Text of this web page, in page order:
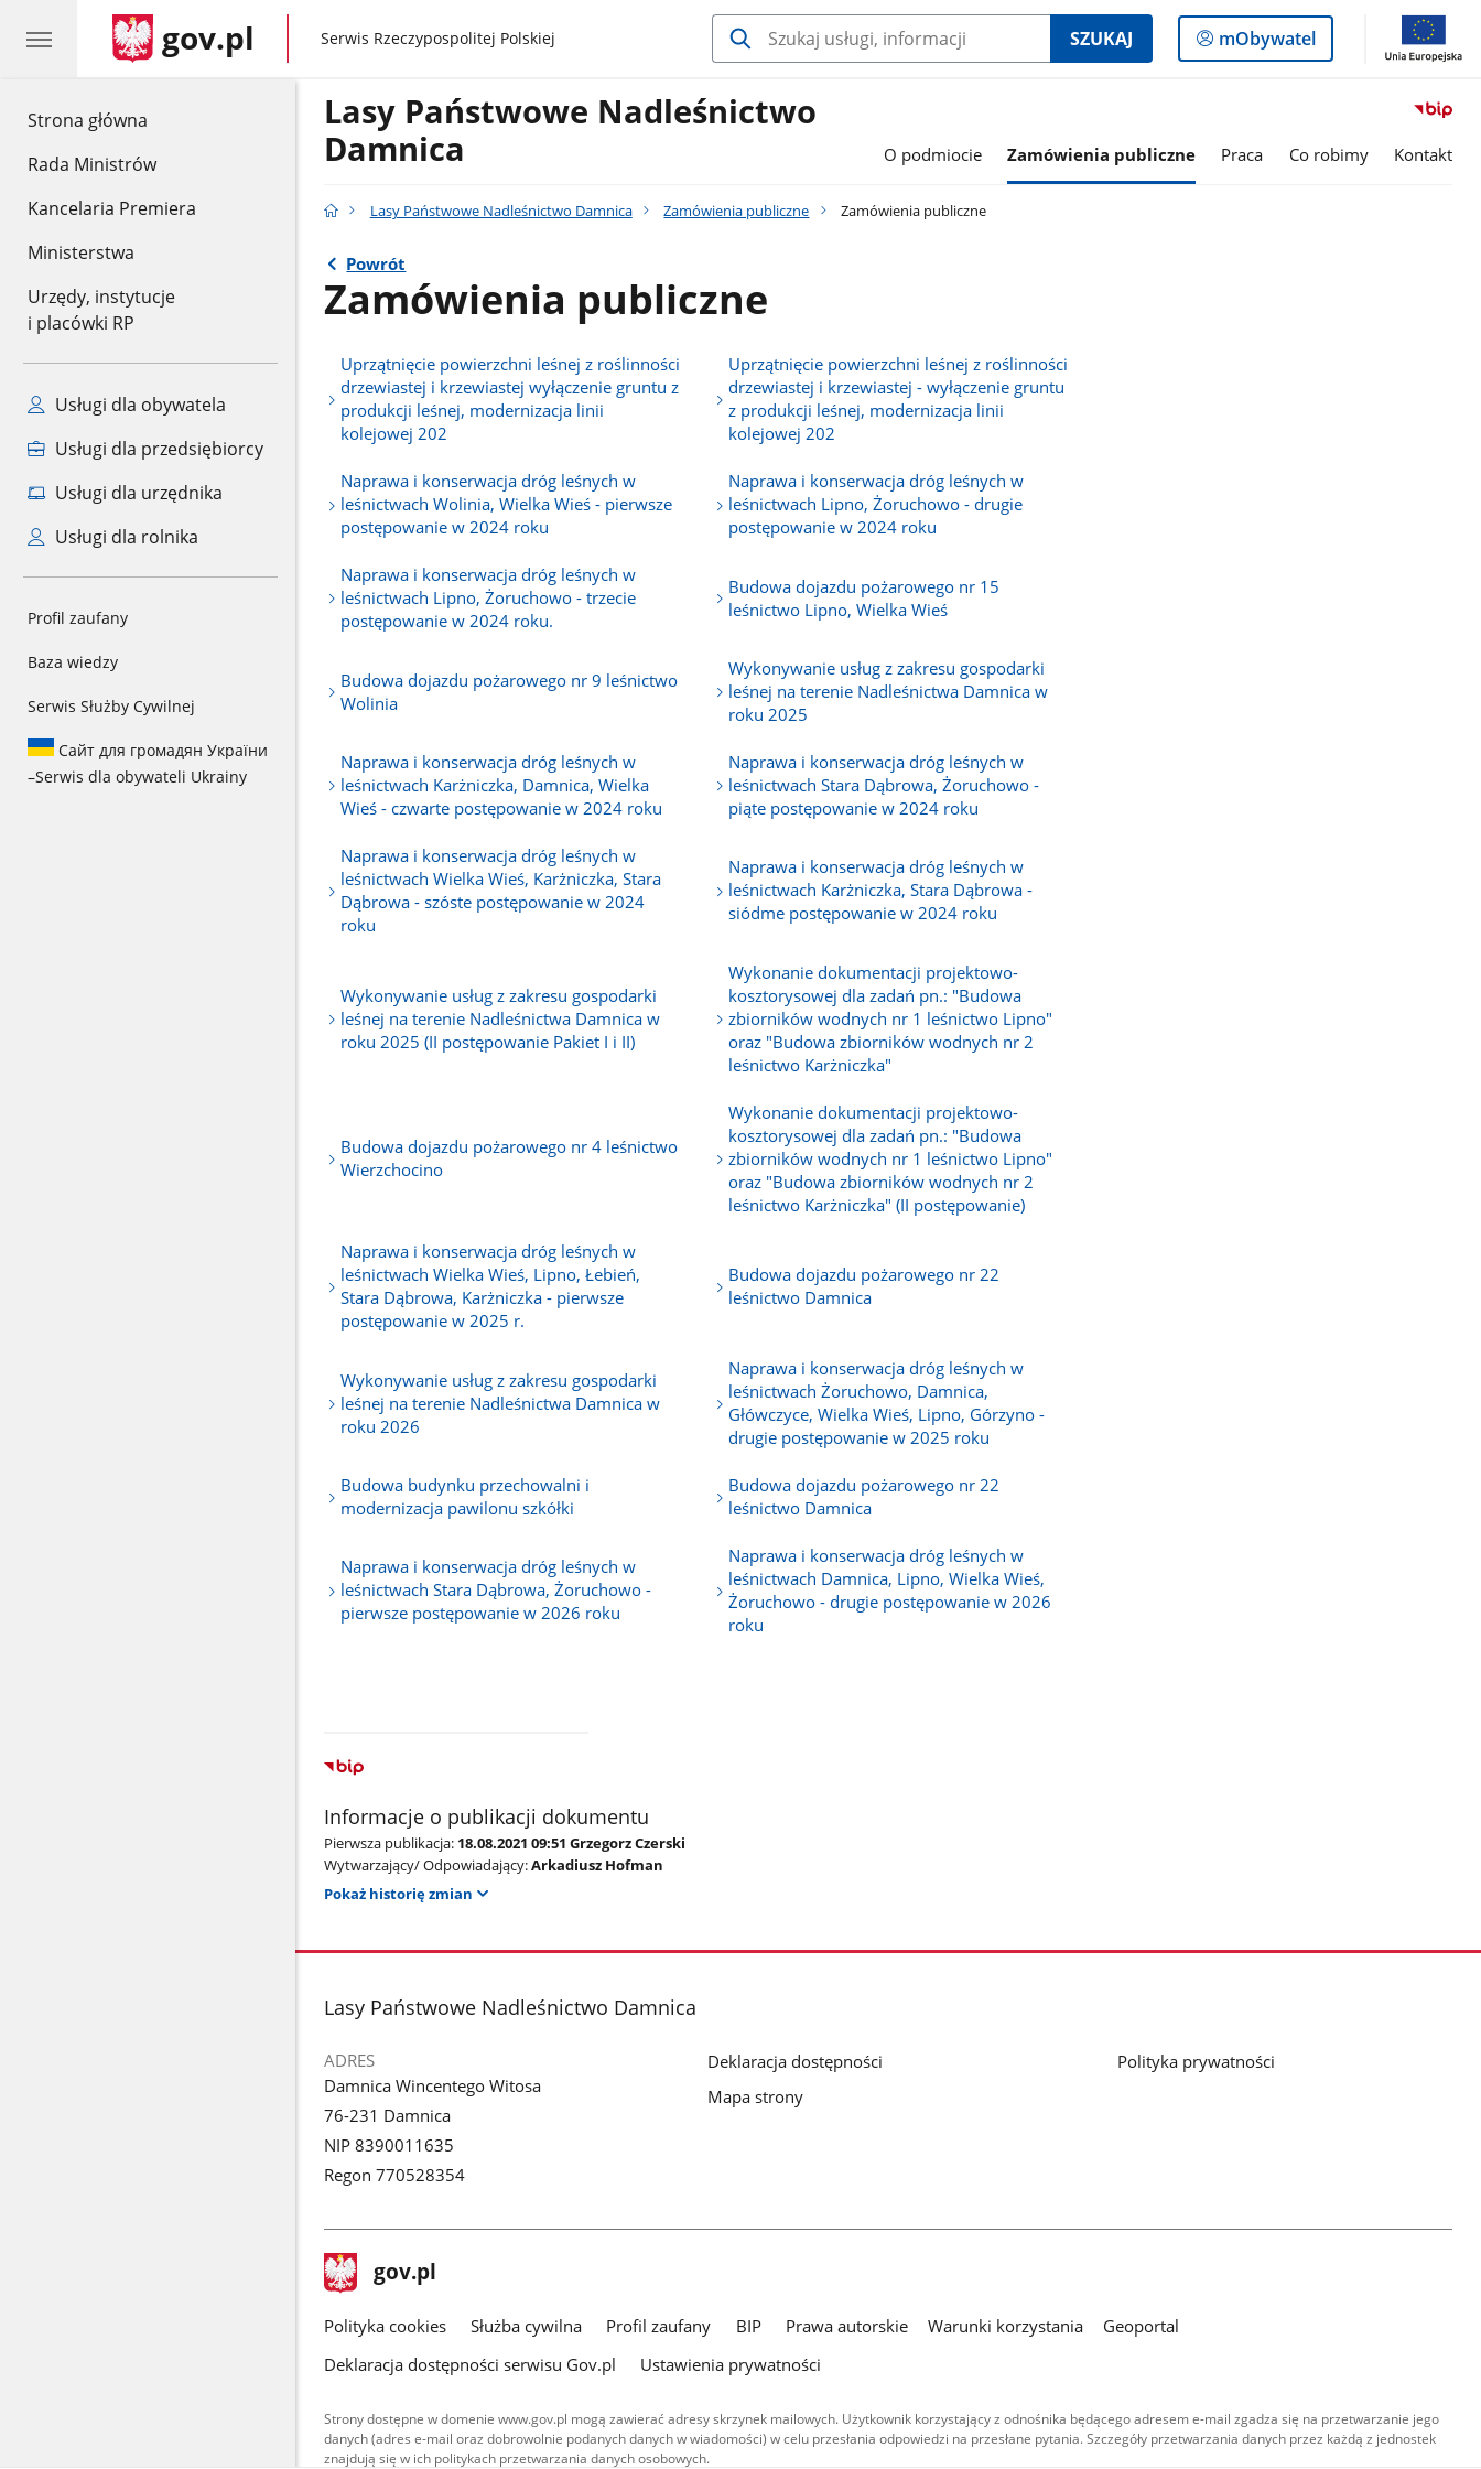
Strona główna
Rada Ministrów
Kancelaria Premiera
Ministerstwa
Urzędy, instytucje
i placówki RP
Usługi dla obywatela
Usługi dla przedsiębiorcy
Usługi dla urzędnika
Usługi dla rolnika
Profil zaufany
Baza wiedzy
Serwis Służby Cywilnej
Сайт для громадян України
–Serwis dla obywateli Ukrainy
gov.pl gov.pl
Serwis Rzeczypospolitej Polskiej SZUKAJ
Logowanie
do
mObywatel
Lasy Państwowe Nadleśnictwo
Damnica
O podmiocie Zamówienia publiczne Praca Co robimy Kontakt
Lasy Państwowe Nadleśnictwo Damnica Zamówienia publiczne Zamówienia publiczne
Powrót
Zamówienia publiczne
Uprzątnięcie powierzchni leśnej z roślinności
drzewiastej i krzewiastej wyłączenie gruntu z
produkcji leśnej, modernizacja linii
kolejowej 202
Uprzątnięcie powierzchni leśnej z roślinności
drzewiastej i krzewiastej - wyłączenie gruntu
z produkcji leśnej, modernizacja linii
kolejowej 202
Naprawa i konserwacja dróg leśnych w
leśnictwach Wolinia, Wielka Wieś - pierwsze
postępowanie w 2024 roku
Naprawa i konserwacja dróg leśnych w
leśnictwach Lipno, Żoruchowo - drugie
postępowanie w 2024 roku
Naprawa i konserwacja dróg leśnych w
leśnictwach Lipno, Żoruchowo - trzecie
postępowanie w 2024 roku.
Budowa dojazdu pożarowego nr 15
leśnictwo Lipno, Wielka Wieś
Budowa dojazdu pożarowego nr 9 leśnictwo
Wolinia
Wykonywanie usług z zakresu gospodarki
leśnej na terenie Nadleśnictwa Damnica w
roku 2025
Naprawa i konserwacja dróg leśnych w
leśnictwach Karżniczka, Damnica, Wielka
Wieś - czwarte postępowanie w 2024 roku
Naprawa i konserwacja dróg leśnych w
leśnictwach Stara Dąbrowa, Żoruchowo -
piąte postępowanie w 2024 roku
Naprawa i konserwacja dróg leśnych w
leśnictwach Wielka Wieś, Karżniczka, Stara
Dąbrowa - szóste postępowanie w 2024
roku
Naprawa i konserwacja dróg leśnych w
leśnictwach Karżniczka, Stara Dąbrowa -
siódme postępowanie w 2024 roku
Wykonywanie usług z zakresu gospodarki
leśnej na terenie Nadleśnictwa Damnica w
roku 2025 (II postępowanie Pakiet I i II)
Wykonanie dokumentacji projektowo-
kosztorysowej dla zadań pn.: "Budowa
zbiorników wodnych nr 1 leśnictwo Lipno"
oraz "Budowa zbiorników wodnych nr 2
leśnictwo Karżniczka"
Budowa dojazdu pożarowego nr 4 leśnictwo
Wierzchocino
Wykonanie dokumentacji projektowo-
kosztorysowej dla zadań pn.: "Budowa
zbiorników wodnych nr 1 leśnictwo Lipno"
oraz "Budowa zbiorników wodnych nr 2
leśnictwo Karżniczka" (II postępowanie)
Naprawa i konserwacja dróg leśnych w
leśnictwach Wielka Wieś, Lipno, Łebień,
Stara Dąbrowa, Karżniczka - pierwsze
postępowanie w 2025 r.
Budowa dojazdu pożarowego nr 22
leśnictwo Damnica
Wykonywanie usług z zakresu gospodarki
leśnej na terenie Nadleśnictwa Damnica w
roku 2026
Naprawa i konserwacja dróg leśnych w
leśnictwach Żoruchowo, Damnica,
Główczyce, Wielka Wieś, Lipno, Górzyno -
drugie postępowanie w 2025 roku
Budowa budynku przechowalni i
modernizacja pawilonu szkółki
Budowa dojazdu pożarowego nr 22
leśnictwo Damnica
Naprawa i konserwacja dróg leśnych w
leśnictwach Stara Dąbrowa, Żoruchowo -
pierwsze postępowanie w 2026 roku
Naprawa i konserwacja dróg leśnych w
leśnictwach Damnica, Lipno, Wielka Wieś,
Żoruchowo - drugie postępowanie w 2026
roku
Informacje o publikacji dokumentu
Pierwsza publikacja: 18.08.2021 09:51 Grzegorz Czerski
Wytwarzający/ Odpowiadający:Arkadiusz Hofman
Pokaż historię zmian
stopka
Lasy Państwowe Nadleśnictwo Damnica
ADRES
Damnica Wincentego Witosa
76-231 Damnica
NIP 8390011635
Regon 770528354
Deklaracja dostępności
Mapa strony
Polityka prywatności
stopka
gov.pl Strona
gov.pl
gov.pl
Polityka cookies Służba cywilna Profil zaufany BIP Prawa autorskie Warunki korzystania
Geoportal
Deklaracja dostępności serwisu Gov.pl
Ustawienia prywatności
Strony dostępne w domenie www.gov.pl mogą zawierać adresy skrzynek mailowych. Użytkownik korzystający z odnośnika będącego adresem e-mail zgadza się na przetwarzanie jego
danych (adres e-mail oraz dobrowolnie podanych danych w wiadomości) w celu przesłania odpowiedzi na przesłane pytania. Szczegóły przetwarzania danych przez każdą z jednostek
znajdują się w ich politykach przetwarzania danych osobowych.